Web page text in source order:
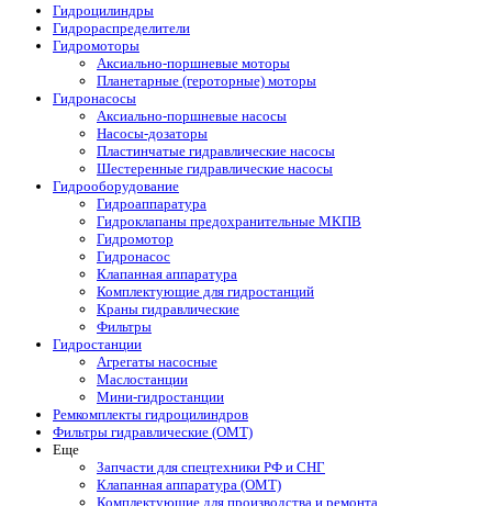
Гидроцилиндры
Гидрораспределители
Гидромоторы
Аксиально-поршневые моторы
Планетарные (героторные) моторы
Гидронасосы
Аксиально-поршневые насосы
Насосы-дозаторы
Пластинчатые гидравлические насосы
Шестеренные гидравлические насосы
Гидрооборудование
Гидроаппаратура
Гидроклапаны предохранительные МКПВ
Гидромотор
Гидронасос
Клапанная аппаратура
Комплектующие для гидростанций
Краны гидравлические
Фильтры
Гидростанции
Агрегаты насосные
Маслостанции
Мини-гидростанции
Ремкомплекты гидроцилиндров
Фильтры гидравлические (OMT)
Еще
Запчасти для спецтехники РФ и СНГ
Клапанная аппаратура (OMT)
Комплектующие для производства и ремонта